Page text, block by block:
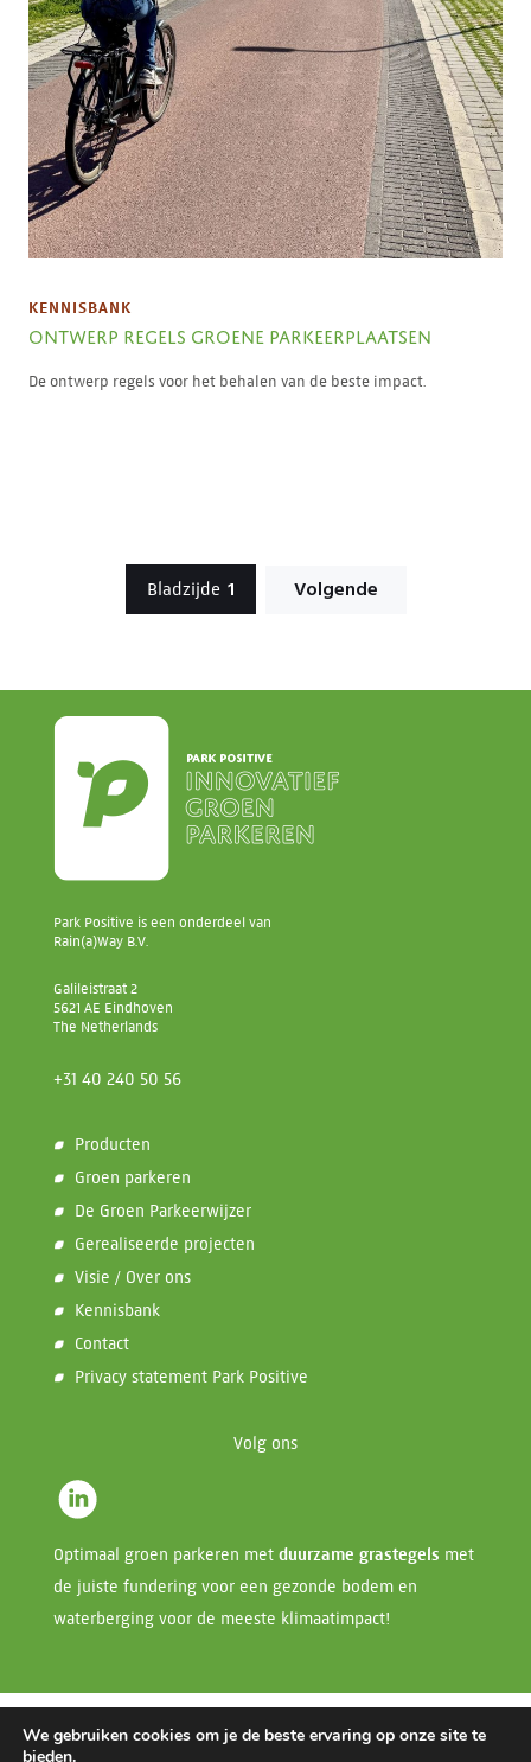
KENNISBANK
ONTWERP REGELS GROENE PARKEERPLAATSEN
De ontwerp regels voor het behalen van de beste impact.
paginering
Bladzijde 1 Volgende
Park Positive is een onderdeel van
Rain(a)Way B.V.
Galileistraat 2
5621 AE Eindhoven
The Netherlands
+31 40 240 50 56
Producten
Groen parkeren
De Groen Parkeerwijzer
Gerealiseerde projecten
Visie / Over ons
Kennisbank
Contact
Privacy statement Park Positive
Volg ons
Optimaal groen parkeren met duurzame grastegels met
de juiste fundering voor een gezonde bodem en
waterberging voor de meeste klimaatimpact!
Rain(a)wayVoor een klimaatbestendige stad /Park Positive
We gebruiken cookies om je de beste ervaring op onze site te
bieden.